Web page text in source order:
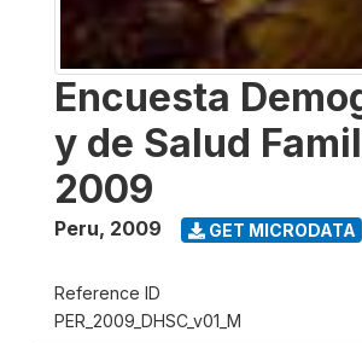
Encuesta
y de Salud
2009
Peru, 2009 GET MICRODATA
Reference ID
PER_2009_DHSC_v01_M